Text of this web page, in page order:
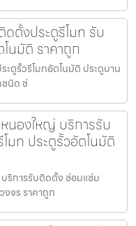
ดตั้งประตูรีโมท รับ
นมัติ ราคาถูก
ะตูรั้วรีโมทอัตโนมัติ ประตูบาน
ชนิด ช่
นองใหญ่ บริการรับ
มท ประตูรั้วอัตโนมัติ
ริการรับติดตั้ง ซ่อมแซ่ม
งจร ราคาถูก